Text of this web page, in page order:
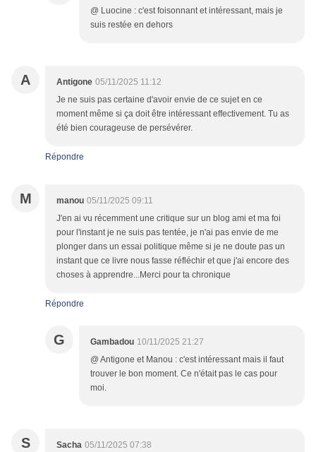
@ Luocine : c'est foisonnant et intéressant, mais je
suis restée en dehors
A Antigone 05/11/2025 11:12
Je ne suis pas certaine d'avoir envie de ce sujet en ce
moment même si ça doit être intéressant effectivement. Tu as
été bien courageuse de persévérer.
Répondre
M manou 05/11/2025 09:11
J'en ai vu récemment une critique sur un blog ami et ma foi
pour l'instant je ne suis pas tentée, je n'ai pas envie de me
plonger dans un essai politique même si je ne doute pas un
instant que ce livre nous fasse réfléchir et que j'ai encore des
choses à apprendre...Merci pour ta chronique
Répondre
G Gambadou 10/11/2025 21:27
@ Antigone et Manou : c'est intéressant mais il faut
trouver le bon moment. Ce n'était pas le cas pour
moi.
S Sacha 05/11/2025 07:38